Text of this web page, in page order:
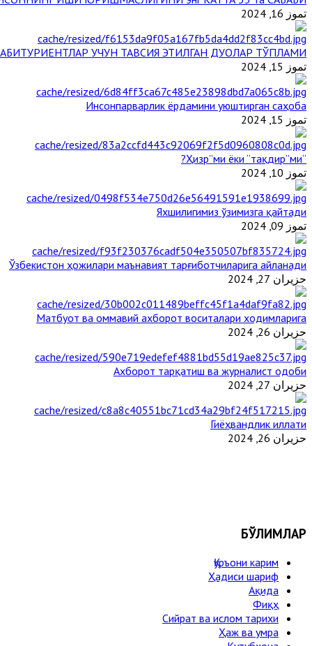
تموز 16, 2024
АБИТУРИЕНТЛАР УЧУН ТАВСИЯ ЭТИЛГАН ДУОЛАР ТЎПЛАМИ
تموز 15, 2024
Инсонпарварлик ёрдамини уюштирган саҳоба
تموز 15, 2024
“Ҳизр”ми ёки “тақдир”ми?
تموز 10, 2024
Яхшилигимиз ўзимизга қайтади
تموز 09, 2024
Ўзбекистон ҳожилари маънавият тарғиботчиларига айланади
حزيران 27, 2024
Матбуот ва оммавий ахборот воситалари ходимларига
حزيران 26, 2024
Ахборот тарқатиш ва журналист одоби
حزيران 27, 2024
Гиёҳвандлик иллати
حزيران 26, 2024
БЎЛИМЛАР
Қуръони карим
Ҳадиси шариф
Ақида
Фиқҳ
Сийрат ва ислом тарихи
Ҳаж ва умра